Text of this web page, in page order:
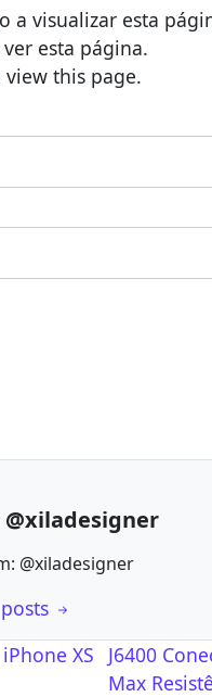
a visualizar esta
esta página.
this page.
@xiladesigner
XS
J6400
Max